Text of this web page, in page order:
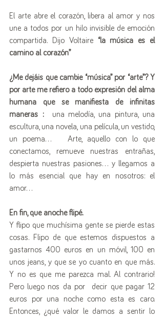
El arte abre el corazón, libera al amor y nos
une a todos por un hilo invisible de emoción
compartida. Dijo Voltaire “la música es el
camino al corazón”
¿Me dejáis que cambie “música” por “arte”? Y
por arte me refiero a todo expresión del alma
humana que se manifiesta de infinitas
maneras : una melodía, una pintura, una
escultura, una novela, una película, un vestido,
un poema...   Arte, aquello con lo que
conectamos, remueve nuestras entrañas,
despierta nuestras pasiones... y llegamos a
lo más esencial que hay en nosotros: el
amor…
En fin, que anoche flipé.
Y flipo que muchísima gente se pierde estas
cosas. Flipo de que estemos dispuestos a
gastarnos 400 euros en un móvil, 100 en
unos jeans, y que se yo cuanto en que más.
Y no es que me parezca mal. Al contrario!
Pero luego nos da por  decir que pagar 12
euros por una noche como esta es caro.
Entonces, ¿qué valor le damos a sentir lo